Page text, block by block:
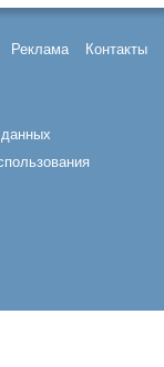
Реклама Контакты